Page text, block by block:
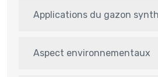
Applications du gazon
Aspect environnementaux